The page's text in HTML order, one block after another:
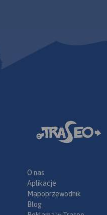
O nas
Aplikacje
Mapoprzewodnik
Blog